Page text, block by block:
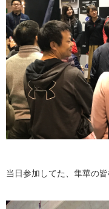
当日参加してた、隼華の